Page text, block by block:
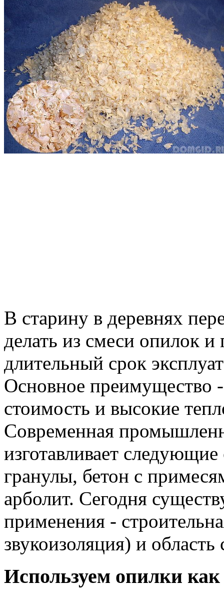
В старину в деревнях
делать из смеси опилок
длительный срок
Основное преимущество -
стоимость и высокие
Современная
изготавливает
гранулы, бетон с
арболит. Сегодня
применения -
звукоизоляция) и область
Используем опилки